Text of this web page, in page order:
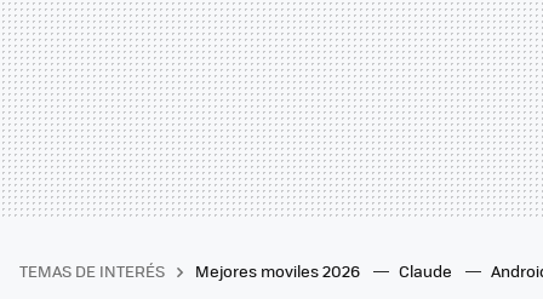
TEMAS DE INTERÉS Mejores moviles 2026 Claude